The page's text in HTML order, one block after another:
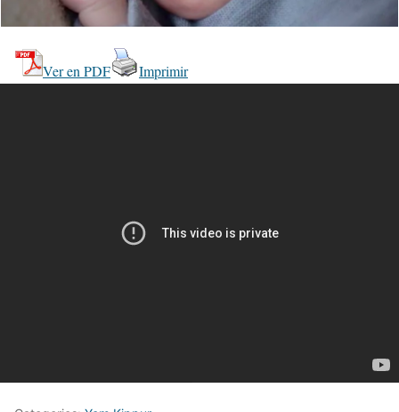
Ver en PDF Imprimir